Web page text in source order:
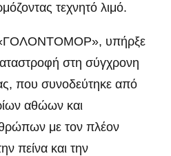
τεχνητό λιμό.
«ΓΟΛΟΝΤΟΜΟΡ», υπήρξε
στη σύγχρονη
που συνοδεύτηκε από
αθώων και
με τον πλέον
πείνα και την